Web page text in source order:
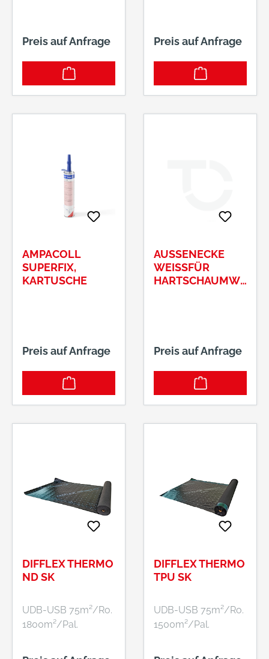
Preis auf Anfrage Preis auf Anfrage
AMPACOLL
SUPERFIX,
KARTUSCHE
Preis auf Anfrage
AUSSENECKE W
EISSFÜR HA
RTSCHAUMWINK
Preis auf Anfrage
DIFFLEX THERMO
ND SK
UDB-USB 75m²/Ro.
1800m²/Pal.
DIFFLEX THERMO
TPU SK
UDB-USB 75m²/Ro.
1500m²/Pal.